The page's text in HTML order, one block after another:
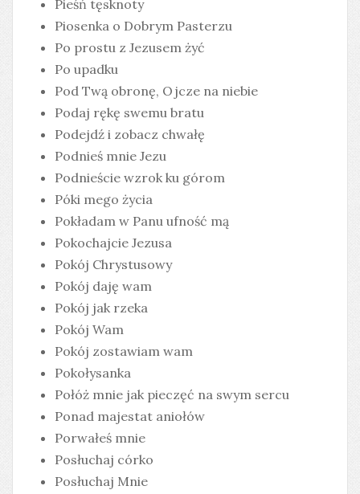
Pieśń tęsknoty
Piosenka o Dobrym Pasterzu
Po prostu z Jezusem żyć
Po upadku
Pod Twą obronę, Ojcze na niebie
Podaj rękę swemu bratu
Podejdź i zobacz chwałę
Podnieś mnie Jezu
Podnieście wzrok ku górom
Póki mego życia
Pokładam w Panu ufność mą
Pokochajcie Jezusa
Pokój Chrystusowy
Pokój daję wam
Pokój jak rzeka
Pokój Wam
Pokój zostawiam wam
Pokołysanka
Połóż mnie jak pieczęć na swym sercu
Ponad majestat aniołów
Porwałeś mnie
Posłuchaj córko
Posłuchaj Mnie